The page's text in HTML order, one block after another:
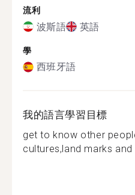
流利
波斯語 英語
學
西班牙語
我的語言學習目標
get to know other
cultures,land marks and